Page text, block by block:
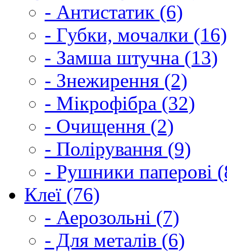
- Антистатик (6)
- Губки, мочалки (16)
- Замша штучна (13)
- Знежирення (2)
- Мікрофібра (32)
- Очищення (2)
- Полірування (9)
- Рушники паперові
Клеї (76)
- Аерозольні (7)
- Для металів (6)